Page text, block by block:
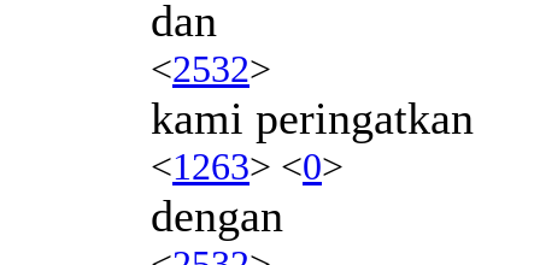
dan
<2532>
kami peringatkan
<1263> <0>
dengan